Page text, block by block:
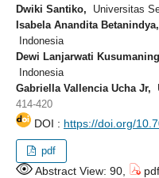
Dwiki Santiko, Universitas
Isabela Anandita Betanindya,
Indonesia
Dewi Lanjarwati
Indonesia
Gabriella Vallencia Ucha Jr,
414-420
DOI : https://doi.org/
pdf
Abstract View: 90,